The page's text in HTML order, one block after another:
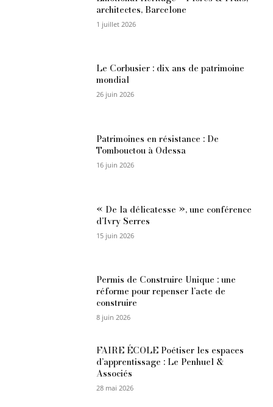
architectes, Barcelone
1 juillet 2026
Le Corbusier : dix ans de patrimoine
mondial
26 juin 2026
Patrimoines en résistance : De
Tombouctou à Odessa
16 juin 2026
« De la délicatesse », une conférence
d’Ivry Serres
15 juin 2026
Permis de Construire Unique : une
réforme pour repenser l’acte de
construire
8 juin 2026
FAIRE ÉCOLE Poétiser les espaces
d’apprentissage : Le Penhuel &
Associés
28 mai 2026